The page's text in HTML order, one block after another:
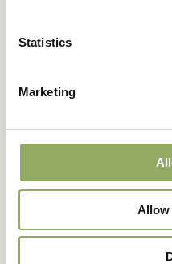
Statistics
Marketing
Allow